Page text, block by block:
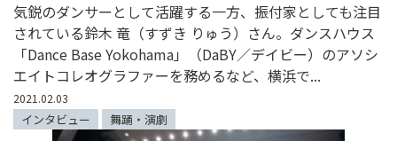
気鋭のダンサーとして活躍する一方、振付家としても注目
されている鈴木 竜（すずき りゅう）さん。ダンスハウス
「Dance Base Yokohama」（DaBY／デイビー）のアソシ
エイトコレオグラファーを務めるなど、横浜で...
2021.02.03
インタビュー 舞踊・演劇